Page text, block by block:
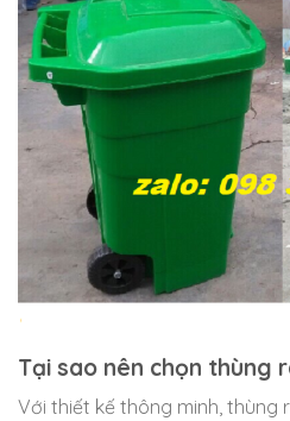
Tại sao nên chọn thùng
Với thiết kế thông minh, thùng